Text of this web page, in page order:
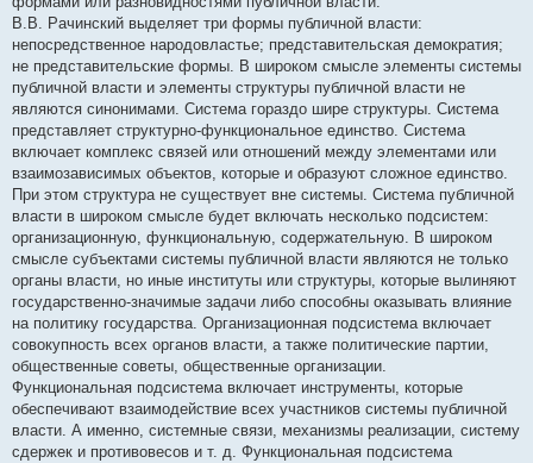
В.В. Рачинский выделяет три формы публичной власти:
непосредственное народовластье; представительская демократия;
не представительские формы. В широком смысле элементы системы
публичной власти и элементы структуры публичной власти не
являются синонимами. Система гораздо шире структуры. Система
представляет структурно-функциональное единство. Система
включает комплекс связей или отношений между элементами или
взаимозависимых объектов, которые и образуют сложное единство.
При этом структура не существует вне системы. Система публичной
власти в широком смысле будет включать несколько подсистем:
организационную, функциональную, содержательную. В широком
смысле субъектами системы публичной власти являются не только
органы власти, но иные институты или структуры, которые вылиняют
государственно-значимые задачи либо способны оказывать влияние
на политику государства. Организационная подсистема включает
совокупность всех органов власти, а также политические партии,
общественные советы, общественные организации.
Функциональная подсистема включает инструменты, которые
обеспечивают взаимодействие всех участников системы публичной
власти. А именно, системные связи, механизмы реализации, систему
сдержек и противовесов и т. д. Функциональная подсистема